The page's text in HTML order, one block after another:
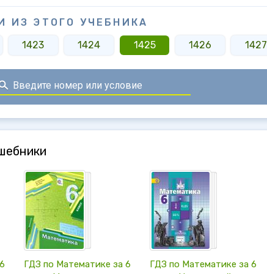
ИЗ ЭТОГО УЧЕБНИКА
1423 1424 1425 1426 1427
ГДЗ по Математике за 6
ГДЗ по Математике за 6